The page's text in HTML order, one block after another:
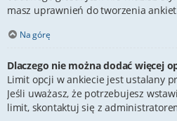
masz uprawnień do tworzenia
Na górę
Dlaczego nie można dodać więcej
Limit opcji w ankiecie jest ustalany
Jeśli uważasz, że potrzebujesz
limit, skontaktuj się z